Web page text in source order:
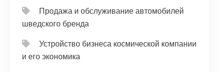
Продажа и обслуживание автомобилей
шведского бренда
Устройство бизнеса космической компании
и его экономика